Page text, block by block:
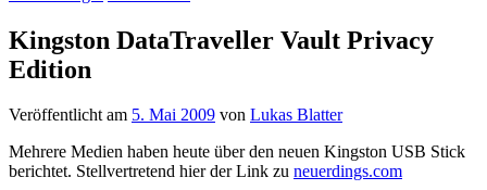
Kingston DataTraveller Vault Privacy
Edition
Veröffentlicht am 5. Mai 2009 von Lukas Blatter
Mehrere Medien haben heute über den neuen Kingston USB Stick
berichtet. Stellvertretend hier der Link zu neuerdings.com